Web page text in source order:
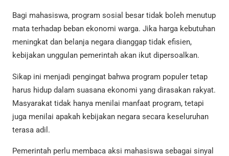
Bagi mahasiswa, program sosial besar tidak boleh menutup
mata terhadap beban ekonomi warga. Jika harga kebutuhan
meningkat dan belanja negara dianggap tidak efisien,
kebijakan unggulan pemerintah akan ikut dipersoalkan.
Sikap ini menjadi pengingat bahwa program populer tetap
harus hidup dalam suasana ekonomi yang dirasakan rakyat.
Masyarakat tidak hanya menilai manfaat program, tetapi
juga menilai apakah kebijakan negara secara keseluruhan
terasa adil.
Pemerintah perlu membaca aksi mahasiswa sebagai sinyal